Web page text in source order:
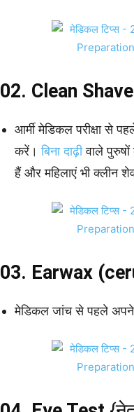
02. Clean Shave
आर्मी मेडिकल परीक्षा से
करें।बिना दाढ़ीवाले पुरुषों
हैं और महिलाएं भी क्लीन
03. Earwax
मेडिकल जांच से पहले